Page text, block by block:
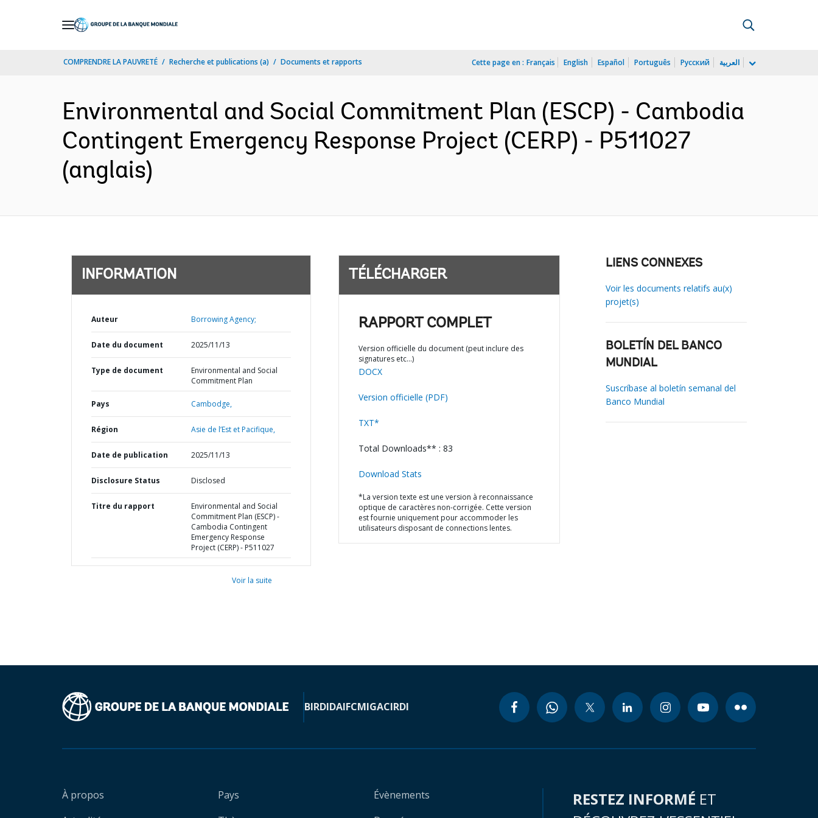
COMPRENDRE LA PAUVRETÉ Recherche et publications (a) Documents et rapports Cette page en : Français English Español Português Русский العربية
Environmental and Social Commitment Plan (ESCP) - Cambodia
Contingent Emergency Response Project (CERP) - P511027
(anglais)
INFORMATION
Auteur Borrowing Agency;
Date du document 2025/11/13
Type de document
Environmental and Social
Commitment Plan
Pays Cambodge,
Région Asie de l’Est et Pacifique,
Date de publication 2025/11/13
Disclosure Status Disclosed
Titre du rapport
Environmental and Social
Commitment Plan (ESCP) -
Cambodia Contingent
Emergency Response
Project (CERP) - P511027
Voir la suite
TÉLÉCHARGER
RAPPORT COMPLET
Version officielle du document (peut inclure des
signatures etc…)
DOCX
Version officielle (PDF)
TXT*
Total Downloads** : 83
Download Stats
*La version texte est une version à reconnaissance
optique de caractères non-corrigée. Cette version
est fournie uniquement pour accommoder les
utilisateurs disposant de connections lentes.
LIENS CONNEXES
Voir les documents relatifs au(x)
projet(s)
BOLETÍN DEL BANCO
MUNDIAL
Suscríbase al boletín semanal del
Banco Mundial
BIRDIDAIFCMIGACIRDI
À propos
Pays
Évènements
RESTEZ INFORMÉ ET